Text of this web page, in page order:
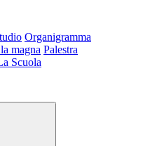
Organigramma
magna Palestra
Scuola